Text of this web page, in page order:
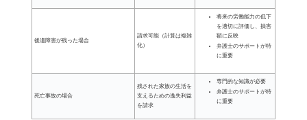
後遺障害が残った場合
請求可能（計算は複雑
化）
将来の労働能力の低下
を適切に評価し、損害
額に反映
弁護士のサポートが特
に重要
死亡事故の場合
残された家族の生活を
支えるための逸失利益
を請求
専門的な知識が必要
弁護士のサポートが特
に重要